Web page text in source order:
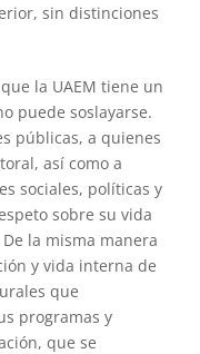
sin distinciones
la UAEM tiene un
puede soslayarse.
públicas, a quienes
así como a
sociales, políticas y
sobre su vida
la misma manera
y vida interna de
que
programas y
que se